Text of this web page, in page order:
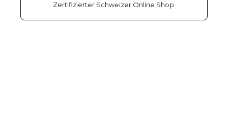
Zertifizierter Schweizer Online Shop.